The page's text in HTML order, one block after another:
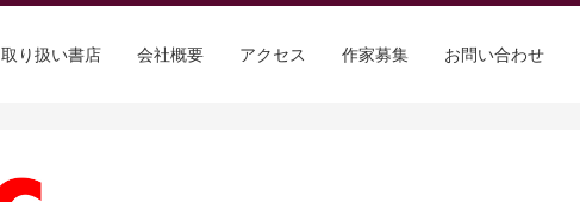
取り扱い書店 会社概要 アクセス 作家募集 お問い合わせ